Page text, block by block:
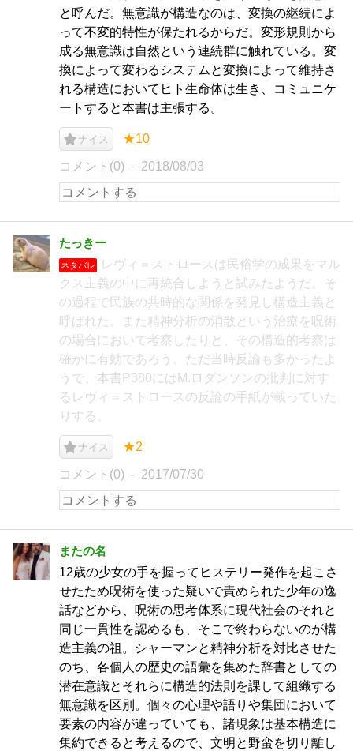
と呼んだ。無意識が構造なのは、変換の継続によ
って不変的特性が保たれるからだ。変形規則から
成る無意識は自然という連続群に触れている。変
換によって変わるシステムと変換によって維持さ
れる構造においてヒト生命体は生き、コミュニケ
ートすると本書は主張する。
ナイス ★10
コメント(0) 2018/08/03
たっきー
ネタバレ
レヴィ＝ストロースは民俗学の成果をマル
クス主義の中に再統合しようと試みたようだ。そ
の過程で民族の共時的な関係を発見し構造主義と
呼ばれた。また精神分析の消散という治療を呪術
の場合において考察したりと、その構造的考察は
確かに有効であろう。ただ当時反論も多かったよ
うで、本書P380にはM.ロダンソンの批判に対す
るレヴィ＝ストロースの反論の手紙が載っていた
りする。
ナイス ★2
コメント(0) 2017/07/30
またの名
12歳の少女の手を握ってヒステリー発作を起こさ
せたため呪術を使った疑いで責められた少年の逸
話などから、呪術の思考体系に現代社会のそれと
同じ一貫性を認めるも、そこで終わらないのが構
造主義の祖。シャーマンと精神分析を対比させた
のち、各個人の歴史の語彙を集めた辞書としての
潜在意識とそれらに構造的法則を課して組織する
無意識を区別。個々の心理や語りや集団において
要素の内容が違っていても、諸現象は基本構造に
集約できると考えるので、文明と野蛮を切り離し